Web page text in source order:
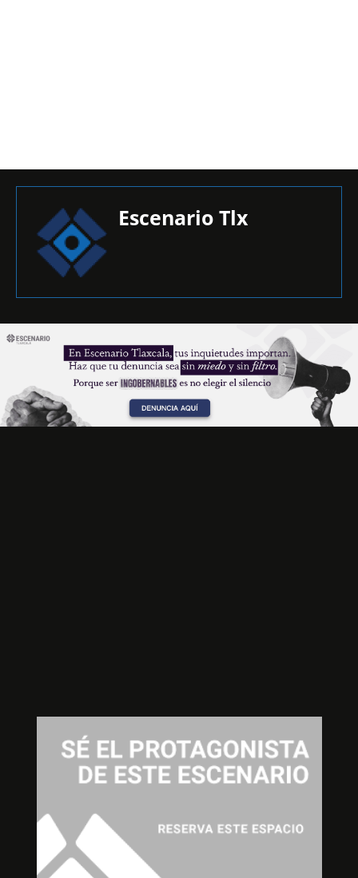
Escenario Tlx